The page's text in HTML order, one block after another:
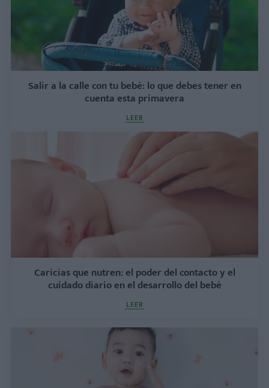
Salir a la calle con tu bebé: lo que debes tener en
cuenta esta primavera
LEER
Caricias que nutren: el poder del contacto y el
cuidado diario en el desarrollo del bebé
LEER